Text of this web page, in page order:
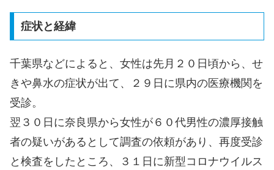
症状と経緯
千葉県などによると、女性は先月２０日頃から、せ
きや鼻水の症状が出て、２９日に県内の医療機関を
受診。
翌３０日に奈良県から女性が６０代男性の濃厚接触
者の疑いがあるとして調査の依頼があり、再度受診
と検査をしたところ、３１日に新型コロナウイルス